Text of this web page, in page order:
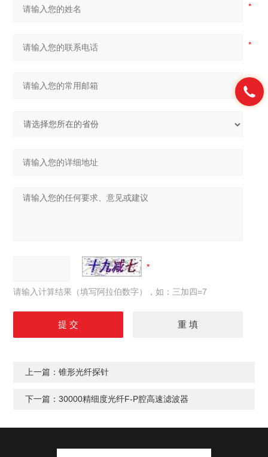
请输入计算结果（填写阿拉伯数字），如：三加四=7
上一篇：锥形光纤探针
下一篇：30000精细度光纤F-P腔高速滤波器